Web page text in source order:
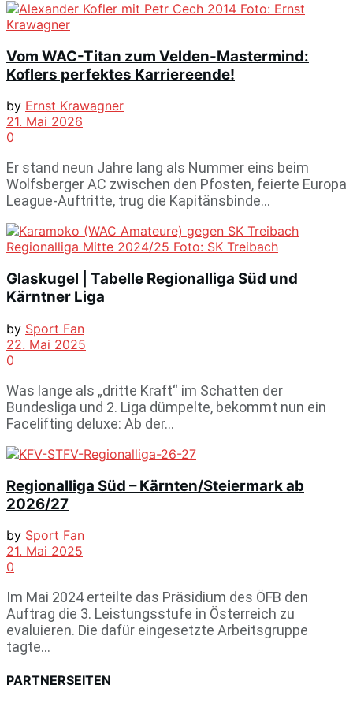
Vom WAC-Titan zum Velden-Mastermind:
Koflers perfektes Karriereende!
by Ernst Krawagner
21. Mai 2026
0
Er stand neun Jahre lang als Nummer eins beim
Wolfsberger AC zwischen den Pfosten, feierte Europa
League-Auftritte, trug die Kapitänsbinde...
Glaskugel | Tabelle Regionalliga Süd und
Kärntner Liga
by Sport Fan
22. Mai 2025
0
Was lange als „dritte Kraft“ im Schatten der
Bundesliga und 2. Liga dümpelte, bekommt nun ein
Facelifting deluxe: Ab der...
Regionalliga Süd – Kärnten/Steiermark ab
2026/27
by Sport Fan
21. Mai 2025
0
Im Mai 2024 erteilte das Präsidium des ÖFB den
Auftrag die 3. Leistungsstufe in Österreich zu
evaluieren. Die dafür eingesetzte Arbeitsgruppe
tagte...
PARTNERSEITEN